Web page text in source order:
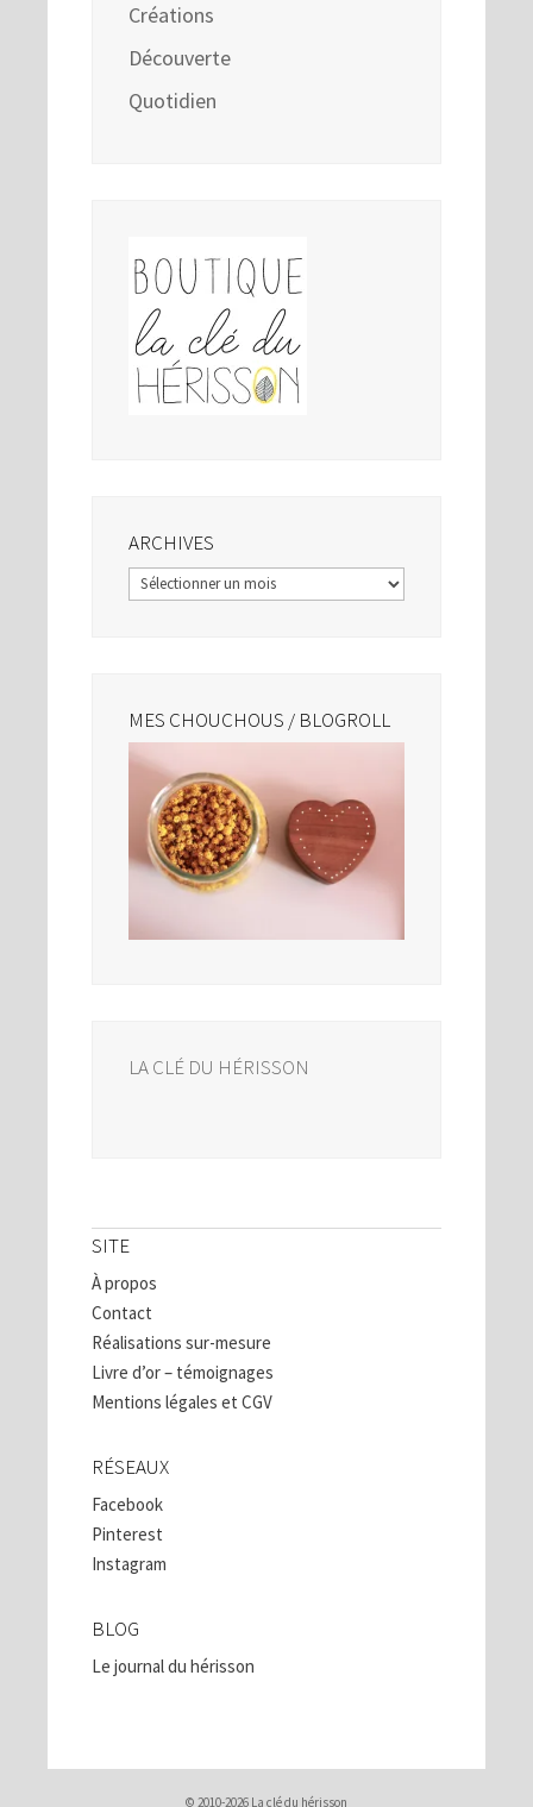
Créations
Découverte
Quotidien
ARCHIVES
Archives
MES CHOUCHOUS / BLOGROLL
LA CLÉ DU HÉRISSON
SITE
À propos
Contact
Réalisations sur-mesure
Livre d’or – témoignages
Mentions légales et CGV
RÉSEAUX
Facebook
Pinterest
Instagram
BLOG
Le journal du hérisson
© 2010-2026 La clé du hérisson